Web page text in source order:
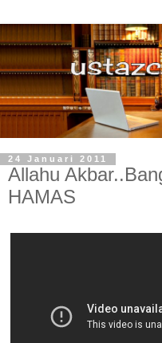
24 Januari 2011
Allahu
HAMAS